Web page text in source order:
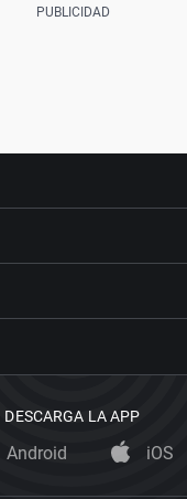
DESCARGA LA APP
Android iOS